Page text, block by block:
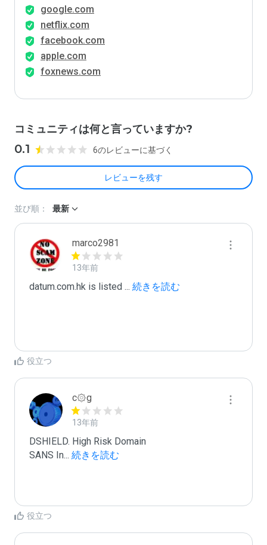
google.com
netflix.com
facebook.com
apple.com
foxnews.com
コミュニティは何と言っていますか?
0.1 6のレビューに基づく
レビューを残す
並び順： 最新
marco2981
13年前
datum.com.hk is listed ... 続きを読む
役立つ
c۞g
13年前
DSHIELD. High Risk Domain
SANS In... 続きを読む
役立つ